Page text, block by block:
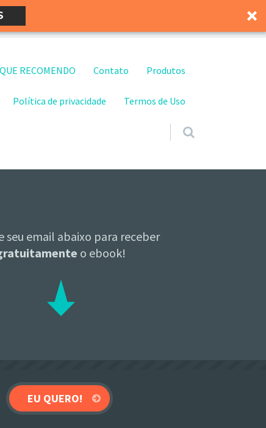
RECOMENDO Contato Produtos
Política de privacidade Termos de Uso
seu email abaixo para receber
o ebook!